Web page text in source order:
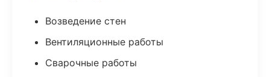
Возведение стен
Вентиляционные работы
Сварочные работы